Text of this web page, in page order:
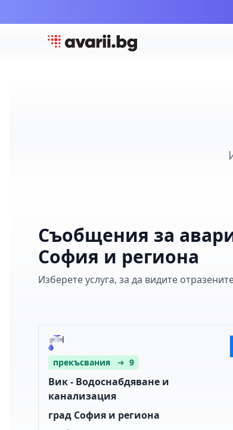
Съобщения за
София и региона
Изберете услуга, за да видите
прекъсвания ➜ 9
Вик - Водоснабдяване и
канализация
град София и региона